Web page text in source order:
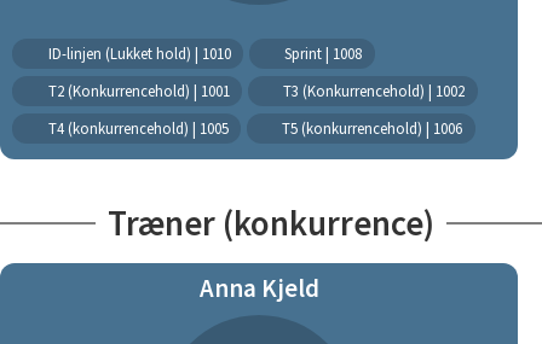
ID-linjen (Lukket hold) | 1010
Sprint | 1008
T2 (Konkurrencehold) | 1001
T3 (Konkurrencehold) | 1002
T4 (konkurrencehold) | 1005
T5 (konkurrencehold) | 1006
Træner (konkurrence)
Anna Kjeld